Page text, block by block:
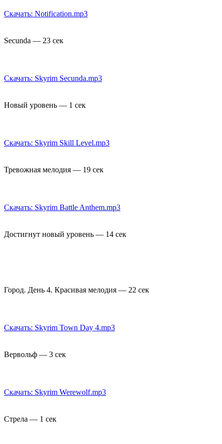
Скачать: Notification.mp3
Secunda — 23 сек
Скачать: Skyrim Secunda.mp3
Новый уровень — 1 сек
Скачать: Skyrim Skill Level.mp3
Тревожная мелодия — 19 сек
Скачать: Skyrim Battle Anthem.mp3
Достигнут новый уровень — 14 сек
Город. День 4. Красивая мелодия — 22 сек
Скачать: Skyrim Town Day 4.mp3
Вервольф — 3 сек
Скачать: Skyrim Werewolf.mp3
Стрела — 1 сек